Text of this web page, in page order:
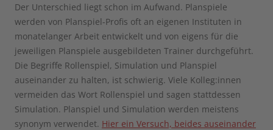
Der Unterschied liegt schon im Aufwand. Planspiele
werden von Planspiel-Profis oft an eigenen Instituten in
monatelanger Arbeit entwickelt und von eigens für die
jeweiligen Planspiele ausgebildeten Trainer durchgeführt.
Die Begriffe Rollenspiel, Simulation und Planspiel
auseinander zu halten, ist schwierig. Viele Kolleg:innen
vermeiden das Wort Rollenspiel und sagen stattdessen
Simulation. Planspiel und Simulation werden meistens
synonym verwendet. Hier ein Versuch, beides auseinander